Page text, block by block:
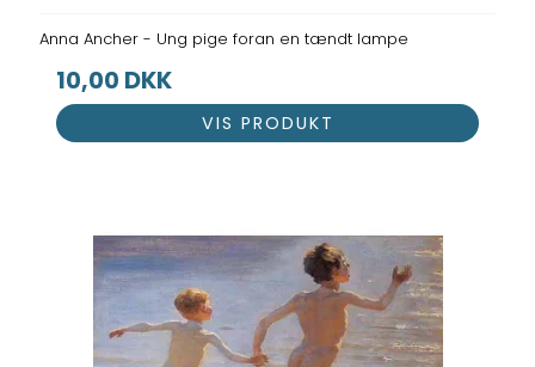
Anna Ancher - Ung pige foran en tændt lampe
10,00 DKK
VIS PRODUKT